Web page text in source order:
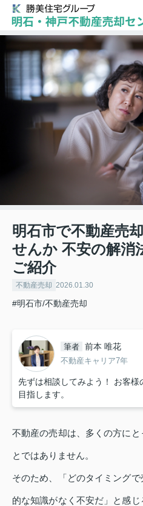
明石市で不動産売
せんか 不安の解消
ご紹介
不動産売却 2026.01.30
#明石市/不動産売却
筆者 前本 唯花
不動産キャリア7年
先ずは相談してみよう！ お客
目指します。
不動産の売却は、多くの方に
とではありません。
そのため、「どのタイミング
的な知識がなく不安だ」と感